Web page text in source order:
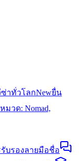
าทั่วโลกNewยื่น
มวด: Nomad,
บรองลายมือชื่อ